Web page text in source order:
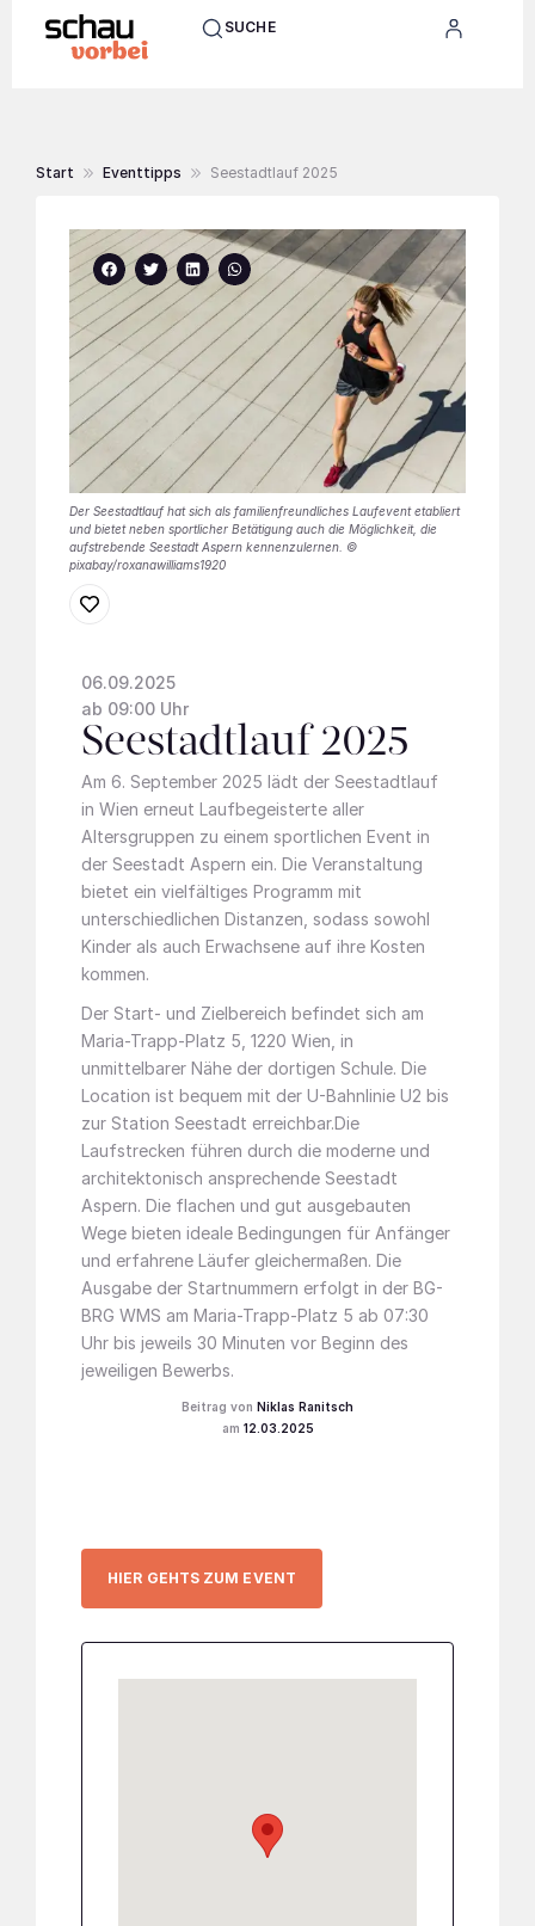
SUCHE
Start Eventtipps Seestadtlauf 2025
Der Seestadtlauf hat sich als familienfreundliches Laufevent etabliert
und bietet neben sportlicher Betätigung auch die Möglichkeit, die
aufstrebende Seestadt Aspern kennenzulernen. ©
pixabay/roxanawilliams1920
06.09.2025
ab 09:00 Uhr
Seestadtlauf 2025
Am 6. September 2025 lädt der Seestadtlauf
in Wien erneut Laufbegeisterte aller
Altersgruppen zu einem sportlichen Event in
der Seestadt Aspern ein. Die Veranstaltung
bietet ein vielfältiges Programm mit
unterschiedlichen Distanzen, sodass sowohl
Kinder als auch Erwachsene auf ihre Kosten
kommen.
Der Start- und Zielbereich befindet sich am
Maria-Trapp-Platz 5, 1220 Wien, in
unmittelbarer Nähe der dortigen Schule. Die
Location ist bequem mit der U-Bahnlinie U2 bis
zur Station Seestadt erreichbar.Die
Laufstrecken führen durch die moderne und
architektonisch ansprechende Seestadt
Aspern. Die flachen und gut ausgebauten
Wege bieten ideale Bedingungen für Anfänger
und erfahrene Läufer gleichermaßen. Die
Ausgabe der Startnummern erfolgt in der BG-
BRG WMS am Maria-Trapp-Platz 5 ab 07:30
Uhr bis jeweils 30 Minuten vor Beginn des
jeweiligen Bewerbs.
Niklas Ranitsch
12.03.2025
HIER GEHTS ZUM EVENT